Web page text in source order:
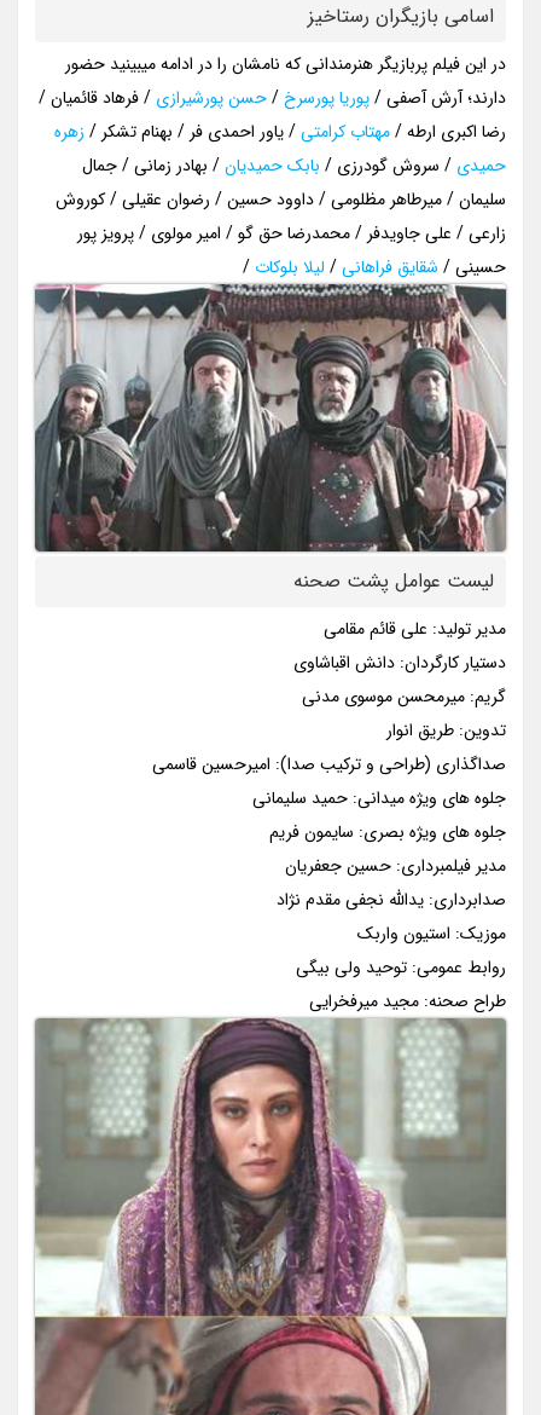
اسامی بازیگران رستاخیز
در این فیلم پربازیگر هنرمندانی که نامشان را در ادامه میبینید حضور
دارند؛ آرش آصفی /پوریا پورسرخ/حسن پورشیرازی / فرهاد قائمیان /
رضا اکبری ارطه /مهتاب کرامتی/ یاور احمدی فر / بهنام تشکر / زهره
حمیدی / سروش گودرزی / بابک حمیدیان/ بهادر زمانی / جمال
سلیمان / میرطاهر مظلومی / داوود حسین / رضوان عقیلی / کوروش
زارعی / علی جاویدفر / محمدرضا حق گو / امیر مولوی / پرویز پور
حسینی / شقایق فراهانی/ لیلا بلوکات /
لیست عوامل پشت صحنه
مدیر تولید: علی قائم مقامی
دستیار کارگردان: دانش اقباشاوی
گریم: میرمحسن موسوی مدنی
تدوین: طریق انوار
صداگذاری (طراحی و ترکیب صدا): امیرحسین قاسمی
جلوه های ویژه میدانی: حمید سلیمانی
جلوه های ویژه بصری: سایمون فریم
مدیر فیلمبرداری: حسین جعفریان
صدابرداری: یدالله نجفی مقدم نژاد
موزیک: استیون واربک
روابط عمومی: توحید ولی بیگی
طراح صحنه: مجید میرفخرایی